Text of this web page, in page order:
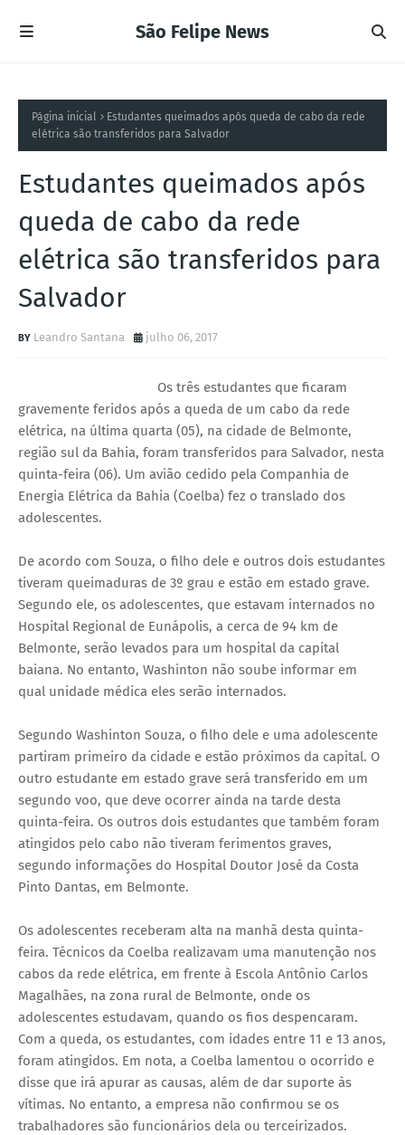
São Felipe News
Página inicial
Estudantes queimados após queda de cabo da rede
elétrica são transferidos para Salvador
Estudantes queimados após
queda de cabo da rede
elétrica são transferidos para
Salvador
Leandro Santana julho 06, 2017
Os três estudantes que ficaram
gravemente feridos após a queda de um cabo da rede
elétrica, na última quarta (05), na cidade de Belmonte,
região sul da Bahia, foram transferidos para Salvador, nesta
quinta-feira (06). Um avião cedido pela Companhia de
Energia Elétrica da Bahia (Coelba) fez o translado dos
adolescentes.
De acordo com Souza, o filho dele e outros dois estudantes
tiveram queimaduras de 3º grau e estão em estado grave.
Segundo ele, os adolescentes, que estavam internados no
Hospital Regional de Eunápolis, a cerca de 94 km de
Belmonte, serão levados para um hospital da capital
baiana. No entanto, Washinton não soube informar em
qual unidade médica eles serão internados.
Segundo Washinton Souza, o filho dele e uma adolescente
partiram primeiro da cidade e estão próximos da capital. O
outro estudante em estado grave será transferido em um
segundo voo, que deve ocorrer ainda na tarde desta
quinta-feira. Os outros dois estudantes que também foram
atingidos pelo cabo não tiveram ferimentos graves,
segundo informações do Hospital Doutor José da Costa
Pinto Dantas, em Belmonte.
Os adolescentes receberam alta na manhã desta quinta-
feira. Técnicos da Coelba realizavam uma manutenção nos
cabos da rede elétrica, em frente à Escola Antônio Carlos
Magalhães, na zona rural de Belmonte, onde os
adolescentes estudavam, quando os fios despencaram.
Com a queda, os estudantes, com idades entre 11 e 13 anos,
foram atingidos. Em nota, a Coelba lamentou o ocorrido e
disse que irá apurar as causas, além de dar suporte às
vítimas. No entanto, a empresa não confirmou se os
trabalhadores são funcionários dela ou terceirizados.